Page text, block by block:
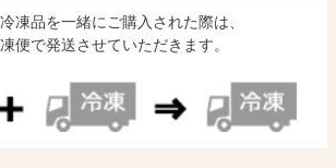
凍品を一緒にご購入された際は、
便で発送させていただきます。